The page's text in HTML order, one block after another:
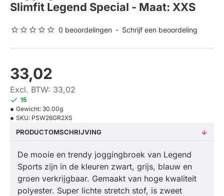
Slimfit Legend Special - Maat: XXS
0 beoordelingen - Schrijf een beoordeling
33,02
Excl. BTW: 33,02
15
Gewicht: 30.00g
SKU: PSW26GR2XS
PRODUCTOMSCHRIJVING
De mooie en trendy joggingbroek van Legend
Sports zijn in de kleuren zwart, grijs, blauw en
groen verkrijgbaar. Gemaakt van hoge kwaliteit
polyester. Super lichte stretch stof, is zweet